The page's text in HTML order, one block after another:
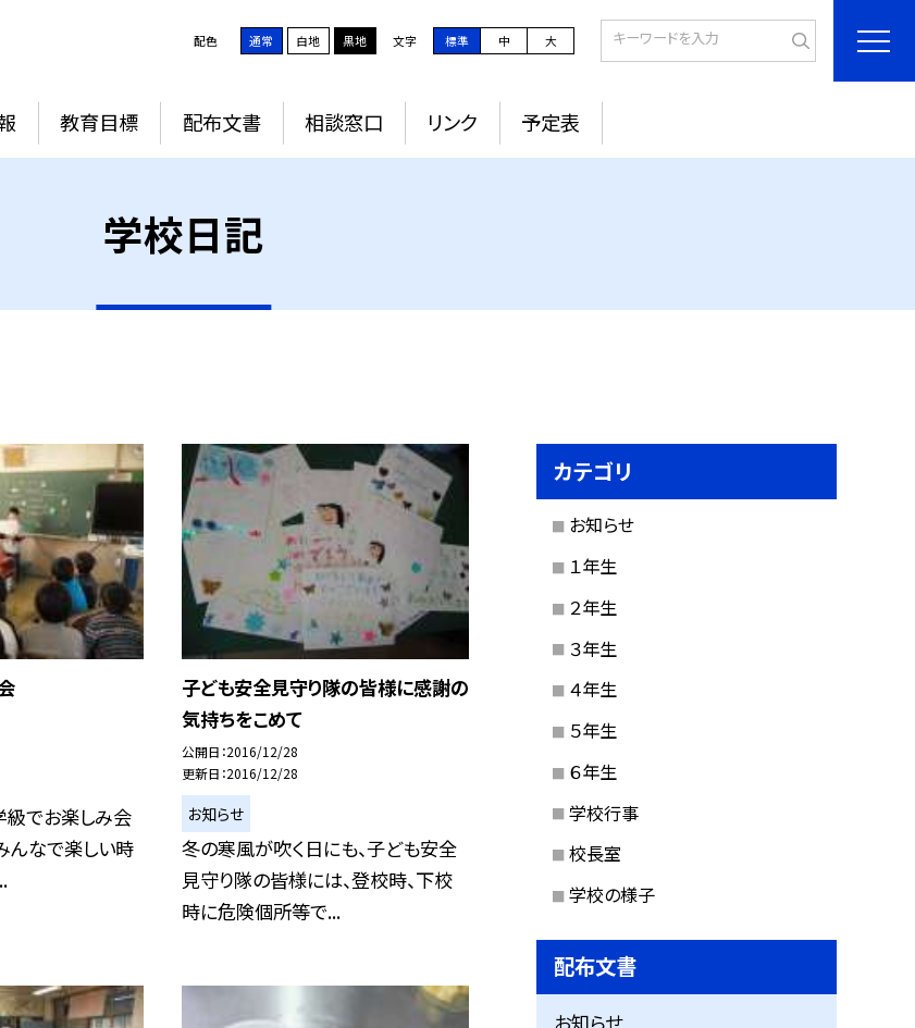
配色 通常 白地 黒地 文字 標準 中 大
教育目標 配布文書 相談窓口 リンク 予定表
学校日記
級でお楽しみ会
んなで楽しい時
子ども安全見守り隊の皆様に感謝の
気持ちをこめて
公開日 2016/12/28
更新日 2016/12/28
お知らせ
冬の寒風が吹く日にも、子ども安全
見守り隊の皆様には、登校時、下校
時に危険個所等で...
カテゴリ
お知らせ
１年生
２年生
３年生
４年生
５年生
６年生
学校行事
校長室
学校の様子
配布文書
お知らせ